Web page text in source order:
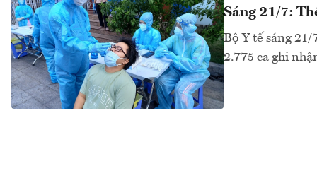
Sáng 21/7:
Bộ Y tế sáng
2.775 ca ghi